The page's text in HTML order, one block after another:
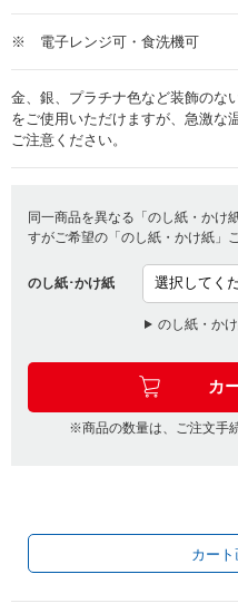
※ 電子レンジ可・食洗機可
金、銀、プラチナ色など装飾のな
をご使用いただけますが、急激な
ご注意ください。
同一商品を異なる「のし紙・かけ
すがご希望の「のし紙・かけ紙」
のし紙･かけ紙
のし紙・か
※商品の数量は、ご注文手
カー